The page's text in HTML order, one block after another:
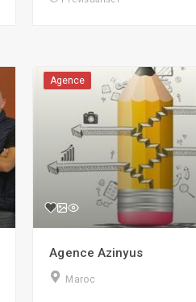
Visites virtuelles/360°
Webmastering
Agence
Agence Azinyus
Maroc